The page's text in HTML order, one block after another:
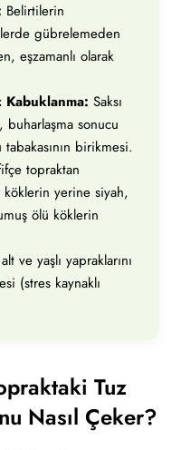
Belirtilerin
gübrelemeden
eşzamanlı olarak
Saksı
buharlaşma sonucu
birikmesi.
topraktan
yerine siyah,
ölü köklerin
ve yaşlı yapraklarını
(stres kaynaklı
Tuz
Nasıl Çeker?